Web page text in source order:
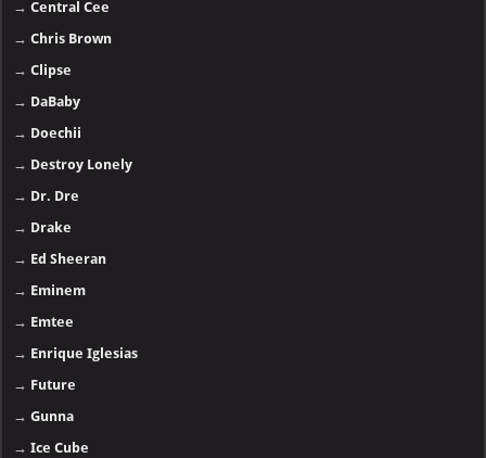
→Central Cee
→Chris Brown
→Clipse
→ DaBaby
→ Doechii
→ Destroy Lonely
→ Dr. Dre
→ Drake
→ Ed Sheeran
→ Eminem
→ Emtee
→ Enrique Iglesias
→ Future
→Gunna
→Ice Cube